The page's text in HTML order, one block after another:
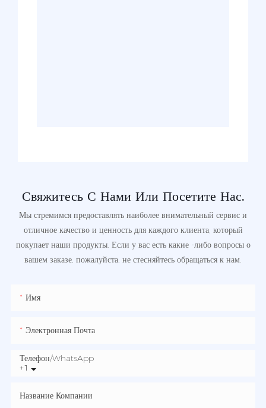
Свяжитесь С Нами Или Посетите Нас.
Мы стремимся предоставлять наиболее внимательный сервис и
отличное качество и ценность для каждого клиента, который
покупает наши продукты. Если у вас есть какие -либо вопросы о
вашем заказе, пожалуйста, не стесняйтесь обращаться к нам.
Имя
Электронная Почта
+1
Телефон/WhatsApp
Название Компании